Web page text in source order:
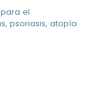
para el
psoriasis, atopía